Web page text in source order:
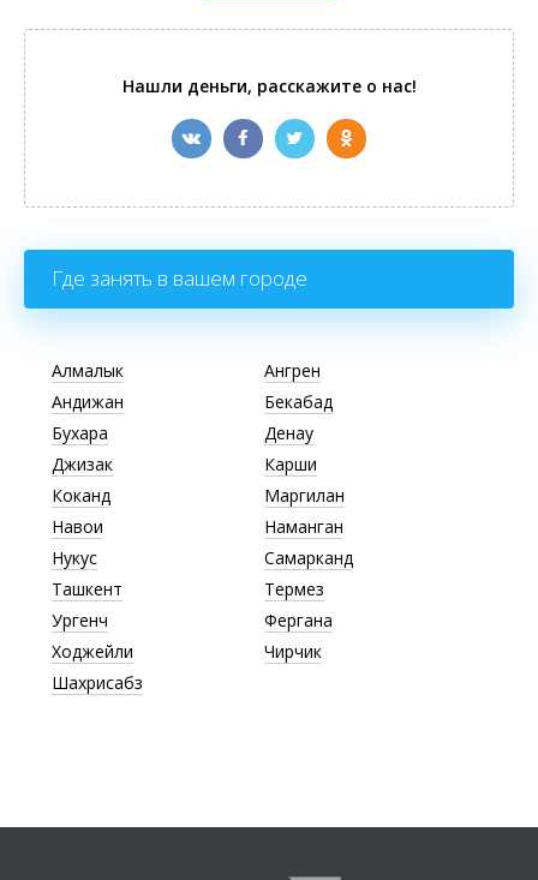
Нашли деньги, расскажите о нас!
Где занять в вашем городе
Алмалык
Ангрен
Андижан
Бекабад
Бухара
Денау
Джизак
Карши
Коканд
Маргилан
Навои
Наманган
Нукус
Самарканд
Ташкент
Термез
Ургенч
Фергана
Ходжейли
Чирчик
Шахрисабз